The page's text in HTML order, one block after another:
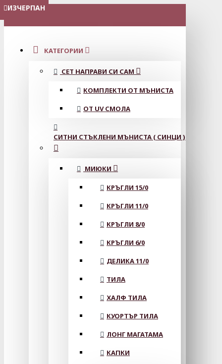
МЕНЮ
КАТЕГОРИИ
СЕТ НАПРАВИ СИ САМ
КОМПЛЕКТИ ОТ МЪНИСТА
ОТ UV СМОЛА
СИТНИ СТЪКЛЕНИ МЪНИСТА ( СИНЦИ )
МИЮКИ
КРЪГЛИ 15/0
КРЪГЛИ 11/0
КРЪГЛИ 8/0
КРЪГЛИ 6/0
ДЕЛИКА 11/0
ТИЛА
ХАЛФ ТИЛА
КУОРТЪР ТИЛА
ЛОНГ МАГАТАМА
КАПКИ
ИЗЧЕРПАН
ИЗЧЕРПАН